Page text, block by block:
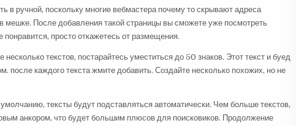
в ручной, поскольку многие вебмастера почему то скрывают адреса
мешке. После добавления такой страницы вы сможете уже посмотреть
понравится, просто откажетесь от размещения.
текстов, постарайтесь уместиться до 50 знаков. Этот текст и буед
после каждого текста жмите добавить. Создайте несколько похожих, но не
тексты будут подставляться автоматически. Чем больше текстов,
анкором, что будет большим плюсов для поисковиков. Продолжение